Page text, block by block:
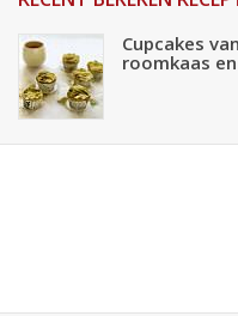
Cupcakes
roomkaas